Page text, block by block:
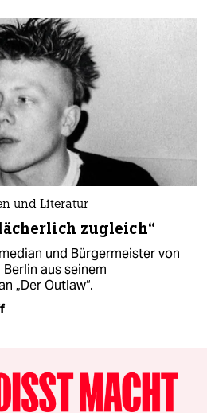
und Literatur
zugleich“
und Bürgermeister von
aus seinem
„Der Outlaw“.